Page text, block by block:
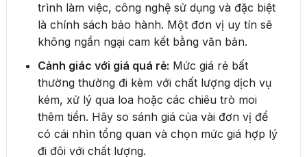
trình làm việc, công nghệ sử dụng và đặc biệt
là chính sách bảo hành. Một đơn vị uy tín sẽ
không ngần ngại cam kết bằng văn bản.
Cảnh giác với giá quá rẻ: Mức giá rẻ bất
thường thường đi kèm với chất lượng dịch vụ
kém, xử lý qua loa hoặc các chiêu trò moi
thêm tiền. Hãy so sánh giá của vài đơn vị để
có cái nhìn tổng quan và chọn mức giá hợp lý
đi đôi với chất lượng.